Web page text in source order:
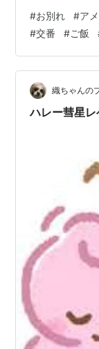
だ。 朝子供た
に。 朝の会で
いてしっかり
ため、何もし
なるだろう。
前日には、子
#お別れ #ア
#交番 #ご飯
織ちゃんの
ハレー彗星レ